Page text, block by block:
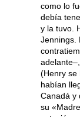
como lo
debía
y la tuvo.
Jennings.
(Henry se
habían
Canadá y
su